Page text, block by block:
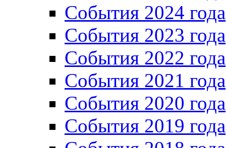
События 2024 года
События 2023 года
Cобытия 2022 года
Cобытия 2021 года
События 2020 года
События 2019 года